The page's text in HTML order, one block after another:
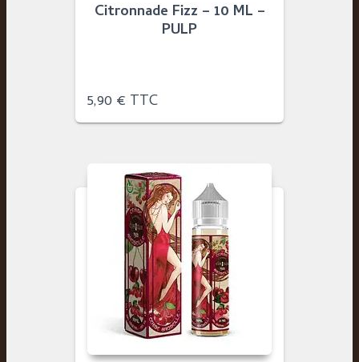
Citronnade Fizz – 10 ML –
PULP
5,90 € TTC